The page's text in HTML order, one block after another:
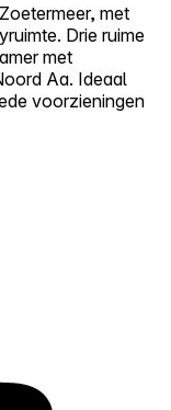
met
Drie ruime
met
Aa. Ideaal
voorzieningen